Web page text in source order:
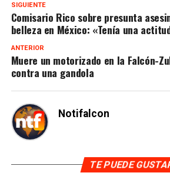
SIGUIENTE
Comisario Rico sobre presunta
belleza en México: «Tenía una
ANTERIOR
Muere un motorizado en la Falcón-
contra una gandola
Notifalcon
TE PUEDE